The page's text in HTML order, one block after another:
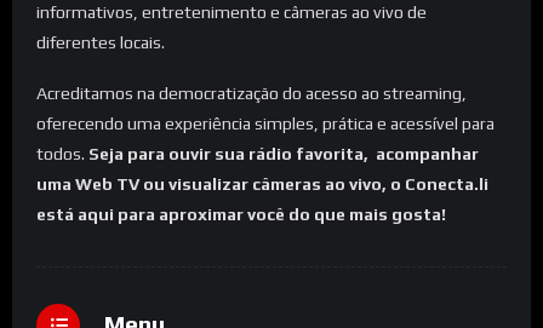
informativos, entretenimento e câmeras ao vivo de
diferentes locais.
Acreditamos na democratização do acesso ao streaming,
oferecendo uma experiência simples, prática e acessível para
todos. Seja para ouvir sua rádio favorita, acompanhar
uma Web TV ou visualizar câmeras ao vivo, o Conecta.li
está aqui para aproximar você do que mais gosta!